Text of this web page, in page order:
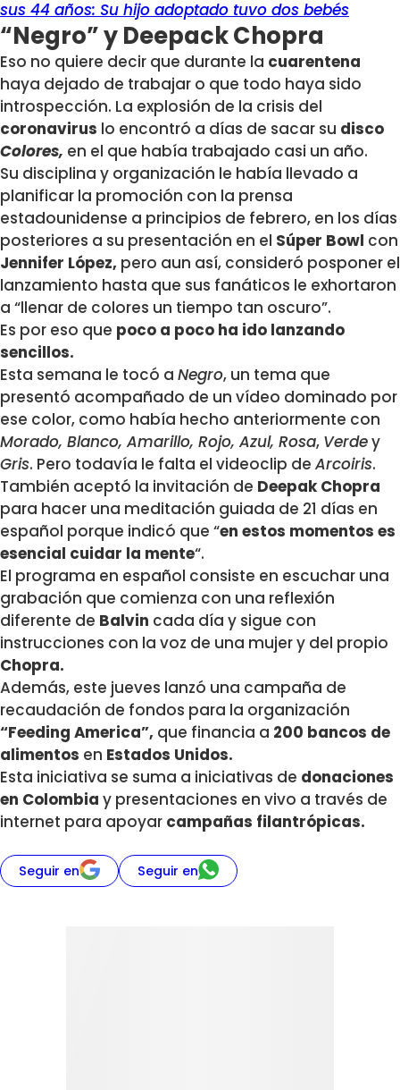
sus 44 años: Su hijo adoptado tuvo dos bebés
“Negro” y Deepack Chopra
Eso no quiere decir que durante la cuarentena
haya dejado de trabajar o que todo haya sido
introspección. La explosión de la crisis del
coronavirus lo encontró a días de sacar su disco
Colores, en el que había trabajado casi un año.
Su disciplina y organización le había llevado a
planificar la promoción con la prensa
estadounidense a principios de febrero, en los días
posteriores a su presentación en el Súper Bowl con
Jennifer López, pero aun así, consideró posponer el
lanzamiento hasta que sus fanáticos le exhortaron
a “llenar de colores un tiempo tan oscuro”.
Es por eso que poco a poco ha ido lanzando
sencillos.
Esta semana le tocó a Negro, un tema que
presentó acompañado de un vídeo dominado por
ese color, como había hecho anteriormente con
Morado, Blanco, Amarillo, Rojo, Azul, Rosa, Verdey
Gris. Pero todavía le falta el videoclip de Arcoiris.
También aceptó la invitación de Deepak Chopra
para hacer una meditación guiada de 21 días en
español porque indicó que “en estos momentos es
esencial cuidar la mente“.
El programa en español consiste en escuchar una
grabación que comienza con una reflexión
diferente de Balvin cada día y sigue con
instrucciones con la voz de una mujer y del propio
Chopra.
Además, este jueves lanzó una campaña de
recaudación de fondos para la organización
“Feeding America”, que financia a 200 bancos de
alimentos en Estados Unidos.
Esta iniciativa se suma a iniciativas de donaciones
en Colombia y presentaciones en vivo a través de
internet para apoyar campañas filantrópicas.
Seguir en Seguir en